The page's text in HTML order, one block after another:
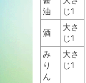
油
じ1
酒
大さ
じ1
み
り
ん
大さ
じ1